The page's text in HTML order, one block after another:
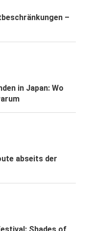
–
in Japan: Wo
abseits der
Shades of